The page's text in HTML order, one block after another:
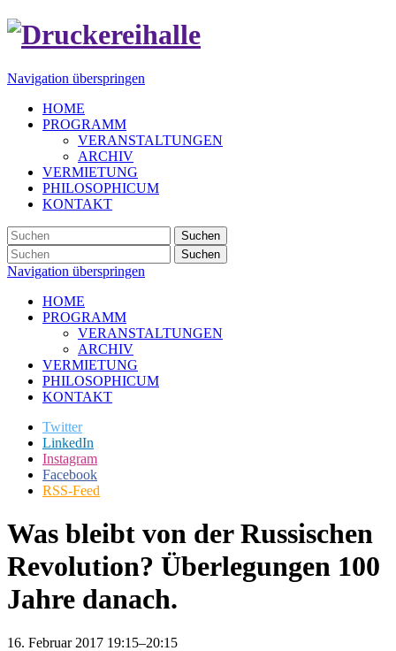
Navigation überspringen
HOME
PROGRAMM
VERANSTALTUNGEN
ARCHIV
VERMIETUNG
PHILOSOPHICUM
KONTAKT
Suchen
Suchen
Navigation überspringen
HOME
PROGRAMM
VERANSTALTUNGEN
ARCHIV
VERMIETUNG
PHILOSOPHICUM
KONTAKT
Twitter
LinkedIn
Instagram
Facebook
RSS-Feed
Was bleibt von der Russischen
Revolution? Überlegungen 100
Jahre danach.
16. Februar 2017 19:15–20:15